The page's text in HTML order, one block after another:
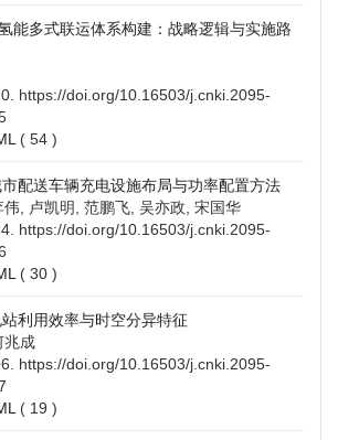
能多式联运体系构建：战略逻辑与实施路
https://doi.org/10.16503/j.cnki.2095-
( 54 )
配送车辆充电设施布局与功率配置方法
伟, 卢凯明, 范鹏飞, 吴亦政, 宋国华
https://doi.org/10.16503/j.cnki.2095-
( 30 )
利用效率与时空分异特征
兆成
https://doi.org/10.16503/j.cnki.2095-
( 19 )